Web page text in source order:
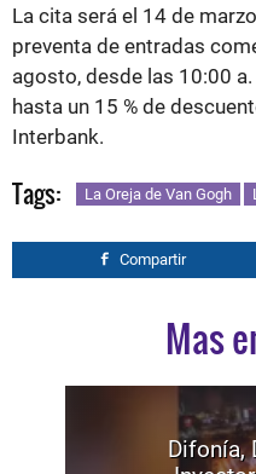
La cita será el 14 de
preventa de entradas
agosto, desde las 10:00
hasta un 15 % de
Interbank.
Tags: La Oreja de Van Gogh
Compartir
Mas
Difonía,